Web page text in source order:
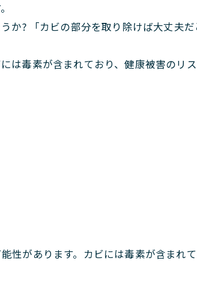
か? 「カビの部分を取り除けば大丈夫
は毒素が含まれており、健康被害のリ
性があります。カビには毒素が含まれ